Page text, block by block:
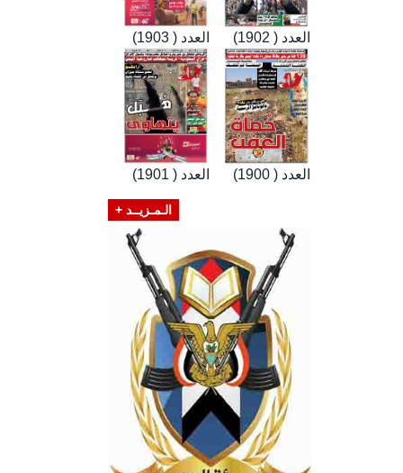
العدد ( 1903) العدد ( 1902)
العدد ( 1901) العدد ( 1900)
الـمـزيــد +